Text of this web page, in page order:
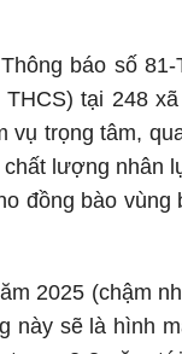
báo số 81-
tại 248
vụ trọng tâm,
lượng nhân
đồng bào vùng
2025 (chậm
này sẽ là hình